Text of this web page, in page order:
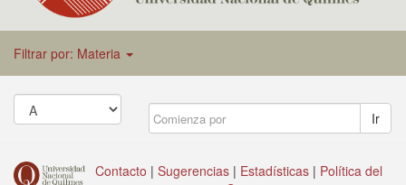
Filtrar por: Materia
Ir
Contacto | Sugerencias | Estadísticas | Política del